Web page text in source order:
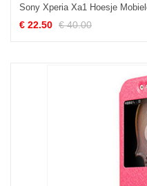
€ 22.50 € 40.00